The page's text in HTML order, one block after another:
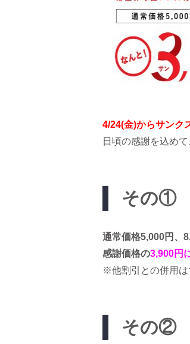
4/24(金)からサンク
日頃の感謝を込め
その①
通常価格5,000円、
感謝価格の3,900円
※他割引との併用は
その②